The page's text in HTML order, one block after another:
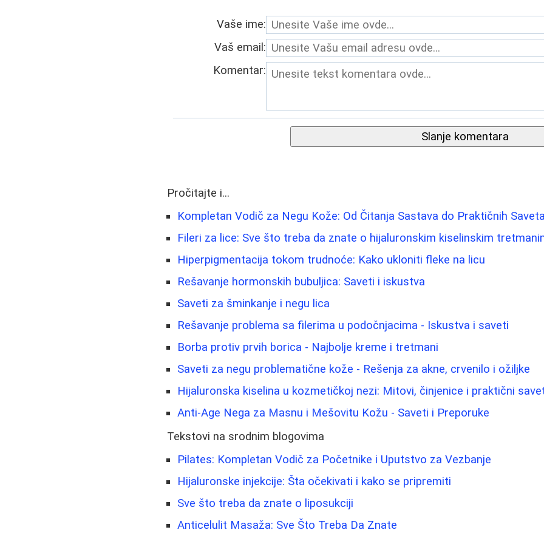
Vaše ime:
Vaš email:
Komentar:
Slanje komentara
Pročitajte i...
Kompletan Vodič za Negu Kože: Od Čitanja Sastava do Praktičnih Saveta
Fileri za lice: Sve što treba da znate o hijaluronskim kiselinskim
Hiperpigmentacija tokom trudnoće: Kako ukloniti fleke na licu
Rešavanje hormonskih bubuljica: Saveti i iskustva
Saveti za šminkanje i negu lica
Rešavanje problema sa filerima u podočnjacima - Iskustva i saveti
Borba protiv prvih borica - Najbolje kreme i tretmani
Saveti za negu problematične kože - Rešenja za akne, crvenilo i ožiljke
Hijaluronska kiselina u kozmetičkoj nezi: Mitovi, činjenice i praktični
Anti-Age Nega za Masnu i Mešovitu Kožu - Saveti i Preporuke
Tekstovi na srodnim blogovima
Pilates: Kompletan Vodič za Početnike i Uputstvo za Vezbanje
Hijaluronske injekcije: Šta očekivati i kako se pripremiti
Sve što treba da znate o liposukciji
Anticelulit Masaža: Sve Što Treba Da Znate